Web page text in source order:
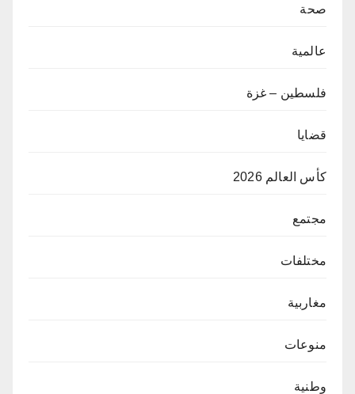
صحة
عالمية
فلسطين – غزة
قضايا
كأس العالم 2026
مجتمع
مختلفات
مغاربية
منوعات
وطنية